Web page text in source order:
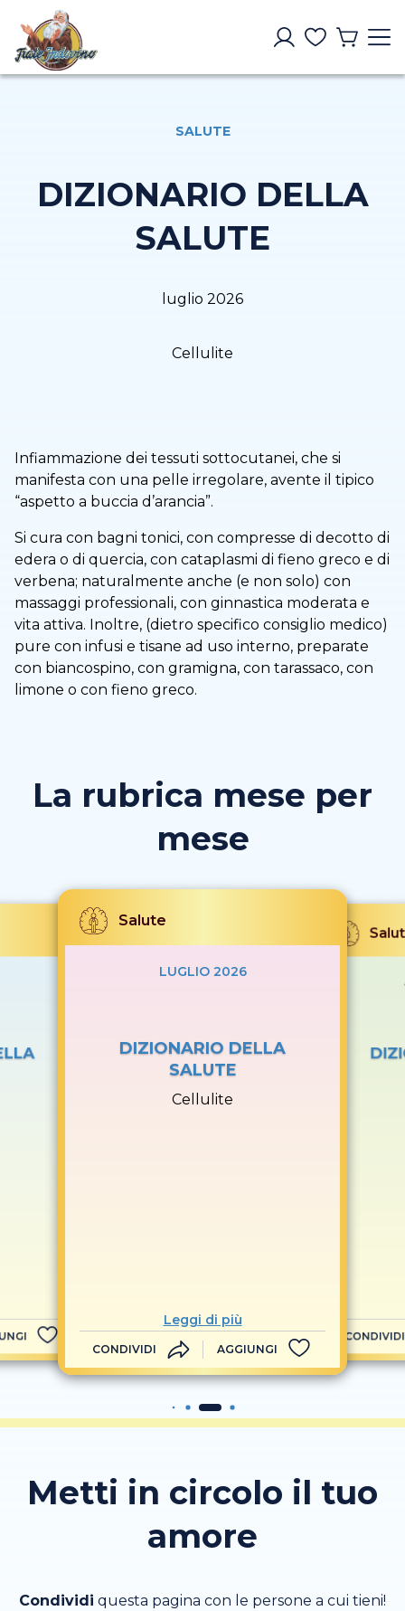
SALUTE
DIZIONARIO DELLA
SALUTE
luglio 2026
Cellulite
Infiammazione dei tessuti sottocutanei, che si
manifesta con una pelle irregolare, avente il tipico
“aspetto a buccia d’arancia”.
Si cura con bagni tonici, con compresse di decotto di
edera o di quercia, con cataplasmi di fieno greco e di
verbena; naturalmente anche (e non solo) con
massaggi professionali, con ginnastica moderata e
vita attiva. Inoltre, (dietro specifico consiglio medico)
pure con infusi e tisane ad uso interno, preparate
con biancospino, con gramigna, con tarassaco, con
limone o con fieno greco.
La rubrica mese per
mese
Salute
LUGLIO 2026
DIZIONARIO DELLA
SALUTE
Cellulite
Leggi di più
CONDIVIDI AGGIUNGI
CONDIVIDI
Metti in circolo il tuo
amore
Condividi questa pagina con le persone a cui tieni!